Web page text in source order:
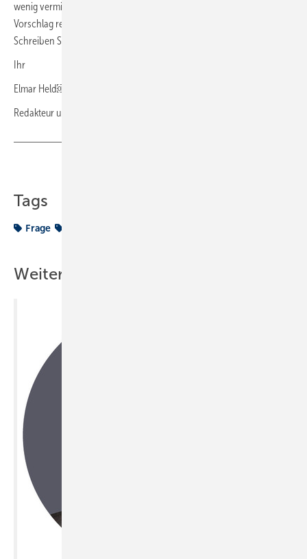
wenig vermindert. Ich bin sehr gespannt, wie Sie als Leser auf meinen
Vorschlag reagieren und welche Ratschläge Sie für mich haben.
Schreiben Sie mir gerne unter dem Betreff „Kesseltausch gemäß GEG“.
Ihr
Elmar Held￼
Redakteur und Dipl.-Ing. für Versorgungstechnik
Tags
Frage
Weitere Inhalte